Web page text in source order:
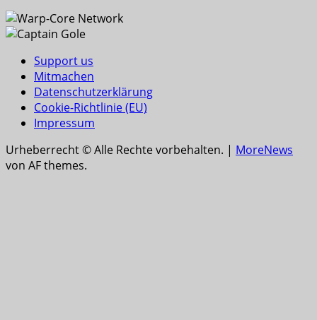
Support us
Mitmachen
Datenschutzerklärung
Cookie-Richtlinie (EU)
Impressum
Urheberrecht © Alle Rechte vorbehalten. | MoreNews
von AF themes.